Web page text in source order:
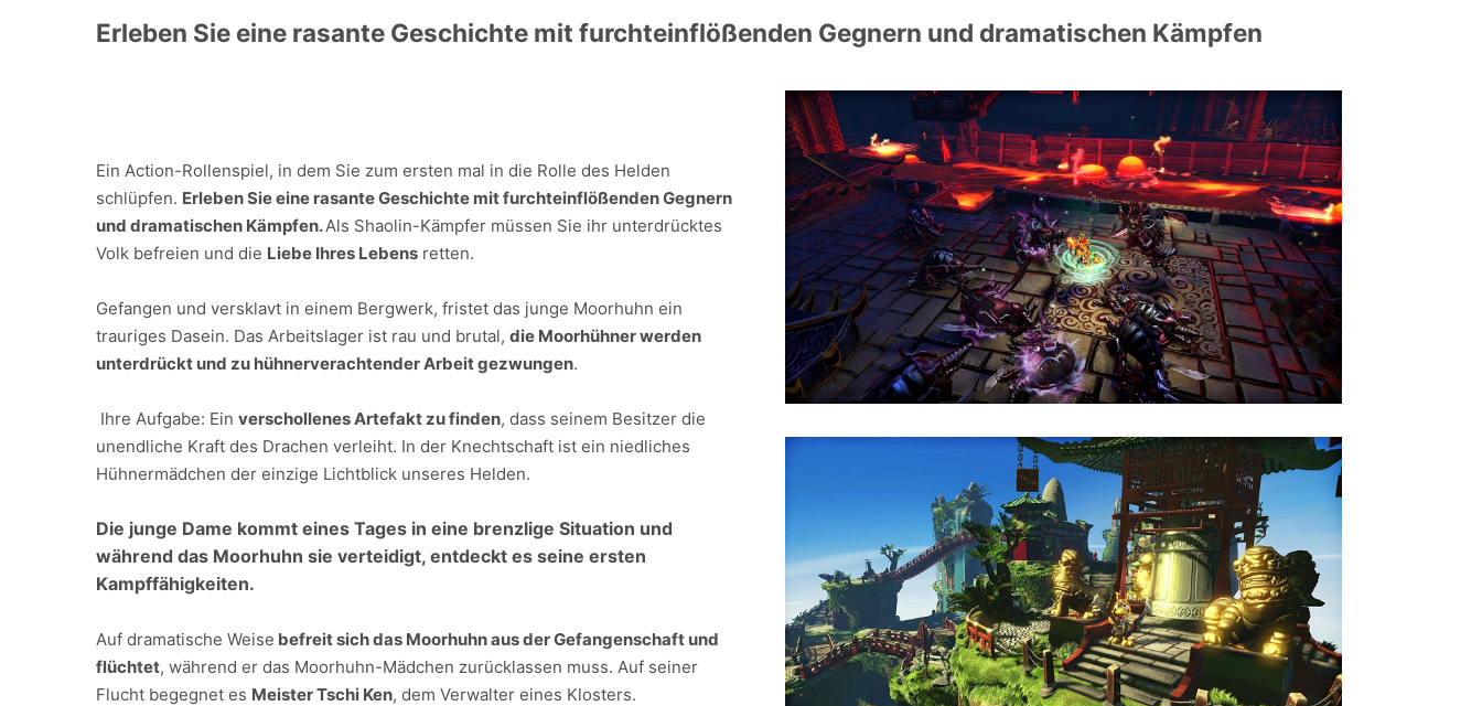
Erleben Sie eine rasante Geschichte mit furchteinflößenden Gegnern und dramatischen Kämpfen
Ein Action-Rollenspiel, in dem Sie zum ersten mal in die Rolle des Helden
schlüpfen. Erleben Sie eine rasante Geschichte mit furchteinflößenden Gegnern
und dramatischen Kämpfen.Als Shaolin-Kämpfer müssen Sie ihr unterdrücktes
Volk befreien und die Liebe Ihres Lebens retten.
Gefangen und versklavt in einem Bergwerk, fristet das junge Moorhuhn ein
trauriges Dasein. Das Arbeitslager ist rau und brutal, die Moorhühner werden
unterdrückt und zu hühnerverachtender Arbeit gezwungen.
Ihre Aufgabe: Ein verschollenes Artefakt zu finden, dass seinem Besitzer die
unendliche Kraft des Drachen verleiht. In der Knechtschaft ist ein niedliches
Hühnermädchen der einzige Lichtblick unseres Helden.
Die junge Dame kommt eines Tages in eine brenzlige Situation und
während das Moorhuhn sie verteidigt, entdeckt es seine ersten
Kampffähigkeiten.
Auf dramatische Weise befreit sich das Moorhuhn aus der Gefangenschaft und
flüchtet, während er das Moorhuhn-Mädchen zurücklassen muss. Auf seiner
Flucht begegnet es Meister Tschi Ken, dem Verwalter eines Klosters.